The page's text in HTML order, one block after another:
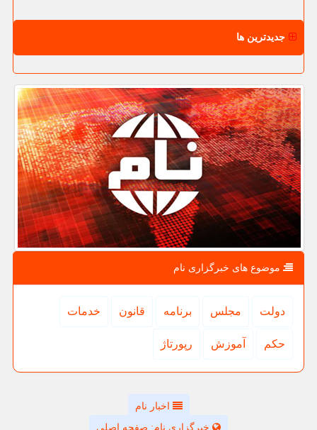
جدیدترین ها
موضوع های خبرگزاری نام
دولت مجلس برنامه قانون خدمات
حكم آموزش رپورتاژ
اخبار نام
خبرگزاری نام: صفحه اصلی